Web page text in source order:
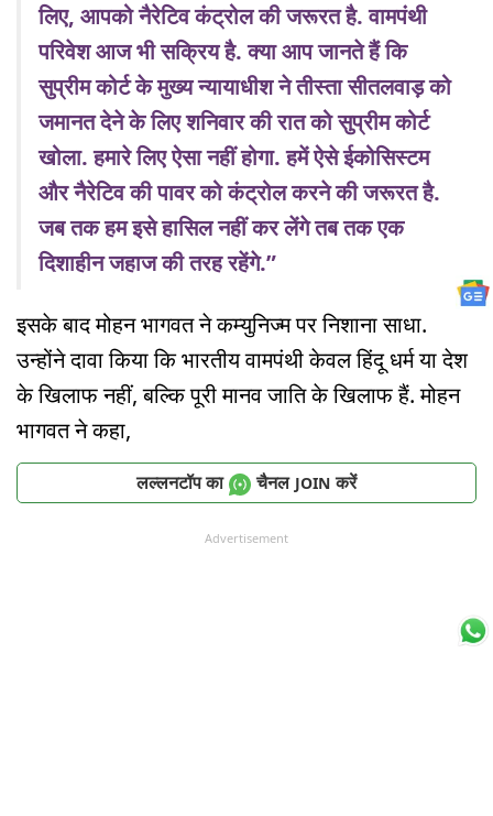
लिए, आपको नैरेटिव कंट्रोल की जरूरत है. वामपंथी
परिवेश आज भी सक्रिय है. क्या आप जानते हैं कि
सुप्रीम कोर्ट के मुख्य न्यायाधीश ने तीस्ता सीतलवाड़ को
जमानत देने के लिए शनिवार की रात को सुप्रीम कोर्ट
खोला. हमारे लिए ऐसा नहीं होगा. हमें ऐसे ईकोसिस्टम
और नैरेटिव की पावर को कंट्रोल करने की जरूरत है.
जब तक हम इसे हासिल नहीं कर लेंगे तब तक एक
दिशाहीन जहाज की तरह रहेंगे.”
इसके बाद मोहन भागवत ने कम्युनिज्म पर निशाना साधा.
उन्होंने दावा किया कि भारतीय वामपंथी केवल हिंदू धर्म या देश
के खिलाफ नहीं, बल्कि पूरी मानव जाति के खिलाफ हैं. मोहन
भागवत ने कहा,
लल्लनटॉप का चैनल JOIN करें
Advertisement